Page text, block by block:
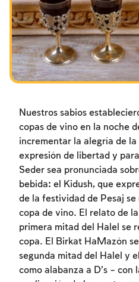
Los ayunos por la
Janucá
Purim
Nuestros sabios
copas de vino en la noche
incrementar la alegría de
expresión de libertad y
Seder sea pronunciada
bebida: el Kidush, que
de la festividad de Pesaj
copa de vino. El relato de
primera mitad del Halel se
copa. El Birkat HaMazón
segunda mitad del Halel y
como alabanza a D’s – con